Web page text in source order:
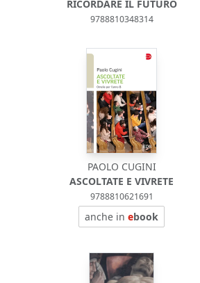
RICORDARE IL FUTURO
9788810348314
PAOLO CUGINI
ASCOLTATE E VIVRETE
9788810621691
anche inebook